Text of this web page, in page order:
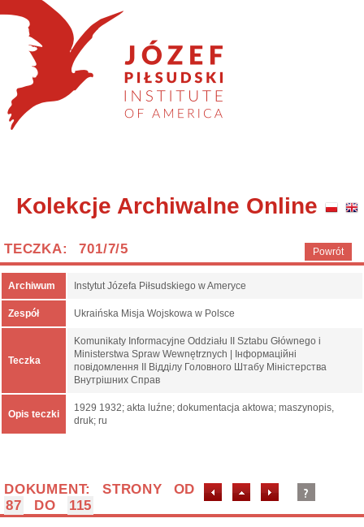
Kolekcje Archiwalne Online
Powrót
TECZKA: 701/7/5
Archiwum Instytut Józefa Piłsudskiego w Ameryce
Zespół Ukraińska Misja Wojskowa w Polsce
Teczka
Komunikaty Informacyjne Oddziału II Sztabu Głównego i
Ministerstwa Spraw Wewnętrznych | Інформаційні
повідомлення ІІ Відділу Головного Штабу Міністерства
Внутрішних Справ
Opis teczki
1929 1932; akta luźne; dokumentacja aktowa; maszynopis,
druk; ru
DOKUMENT: STRONY OD
87
DO 115